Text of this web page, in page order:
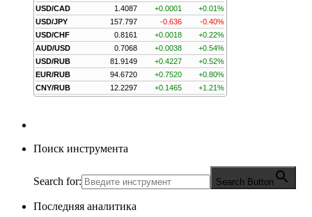
USD/CAD
1.4087 +0.0001
+0.01%
USD/JPY
157.797 -0.636
-0.40%
USD/CHF
0.8161 +0.0018
+0.22%
AUD/USD
0.7068 +0.0038
+0.54%
USD/RUB
81.9149 +0.4227
+0.52%
EUR/RUB
94.6720 +0.7520
+0.80%
CNY/RUB
12.2297 +0.1465 +1.21%
Поиск инструмента
Search for: Search Button
Последняя аналитика